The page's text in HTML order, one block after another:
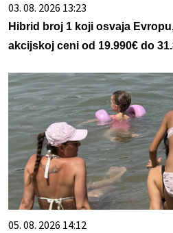
03. 08. 2026 13:23
Hibrid broj 1 koji osvaja
akcijskoj ceni od 19.990€ do
05. 08. 2026 14:12